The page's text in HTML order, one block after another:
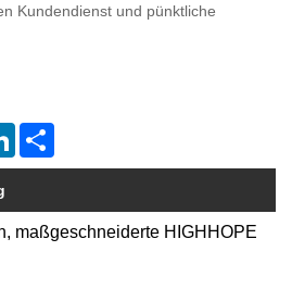
Kundendienst und pünktliche
LinkedIn
maßgeschneiderte HIGHHOPE